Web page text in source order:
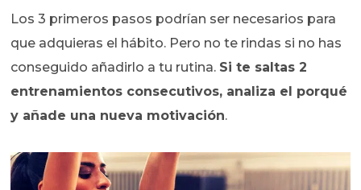
Los 3 primeros pasos podrían ser necesarios para
que adquieras el hábito. Pero no te rindas si no has
conseguido añadirlo a tu rutina. Si te saltas 2
entrenamientos consecutivos, analiza el porqué
y añade una nueva motivación.